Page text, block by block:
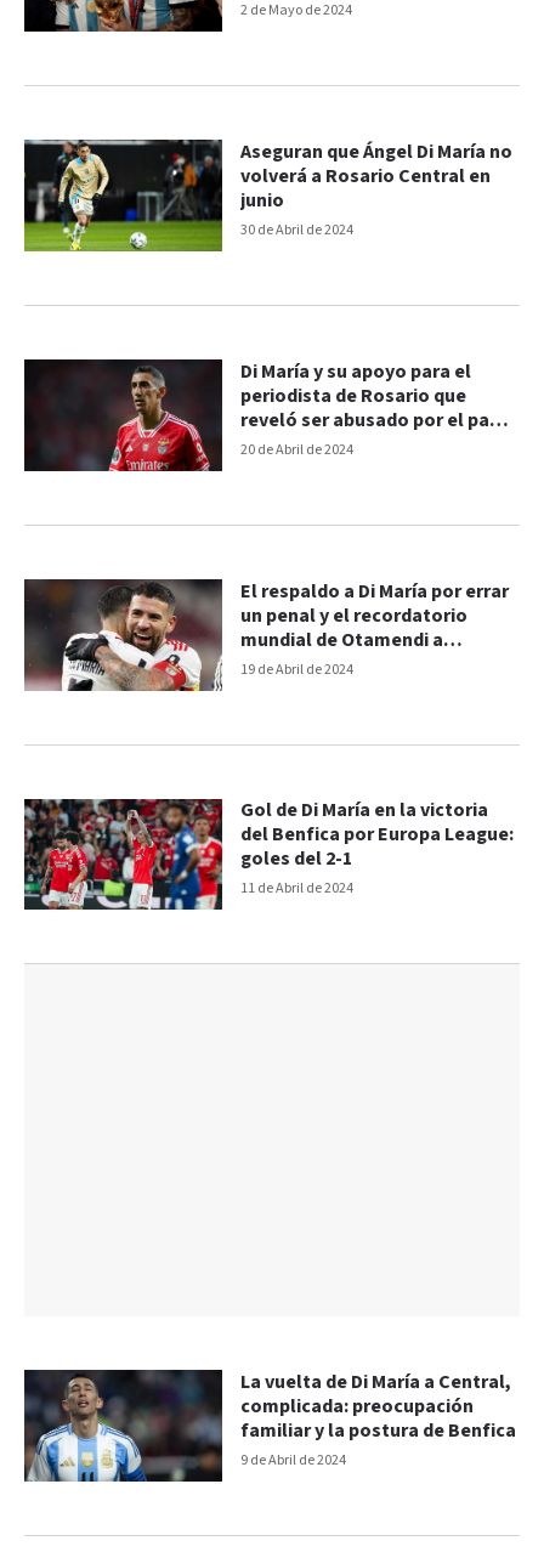
2 de Mayo de 2024
30 de Abril de 2024
Aseguran que Ángel Di María no
volverá a Rosario Central en
junio
20 de Abril de 2024
Di María y su apoyo para el
periodista de Rosario que
reveló ser abusado por el padre
y su tío
19 de Abril de 2024
El respaldo a Di María por errar
un penal y el recordatorio
mundial de Otamendi a
franceses
11 de Abril de 2024
Gol de Di María en la victoria
del Benfica por Europa League:
goles del 2-1
9 de Abril de 2024
La vuelta de Di María a Central,
complicada: preocupación
familiar y la postura de Benfica